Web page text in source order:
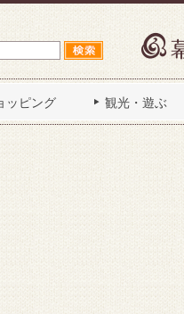
ッピング 観光・遊ぶ